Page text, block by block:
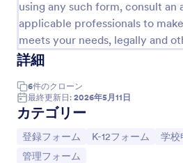
using any such form, consult
applicable professionals to
meets your needs, legally and
詳細
6件のクローン
最終更新日: 2026年5月11日
カテゴリー
カテゴリーへ移動：
登録フォーム カテゴリーへ移動：
K-12フォーム カテ
学校
カテゴリーへ移動：
管理フォーム